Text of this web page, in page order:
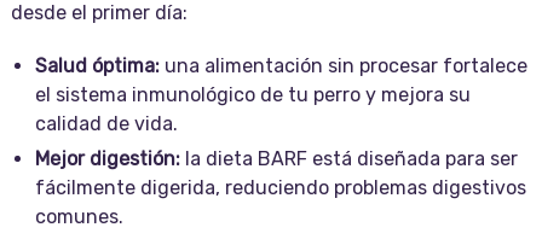
desde el primer día:
Salud óptima:una alimentación sin procesar fortalece
el sistema inmunológico de tu perro y mejora su
calidad de vida.
Mejor digestión: la dieta BARF está diseñada para ser
fácilmente digerida, reduciendo problemas digestivos
comunes.